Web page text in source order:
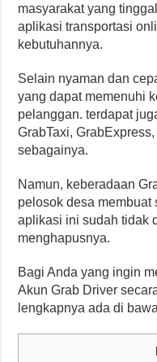
masyarakat yang
aplikasi transportasi
kebutuhannya.
Selain nyaman dan
yang dapat memenuhi
pelanggan. terdapat
GrabTaxi,
sebagainya.
Namun, keberadaan
pelosok desa membuat
aplikasi ini sudah tidak
menghapusnya.
Bagi Anda yang ingin
Akun Grab Driver
lengkapnya ada di